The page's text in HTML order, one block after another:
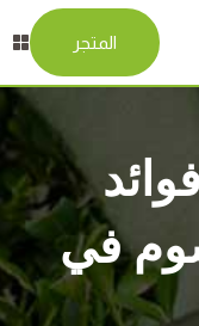
المتجر
في